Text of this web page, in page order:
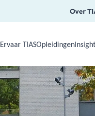
Over
Use Arrow Down, Enter
Ervaar TIASOpleidingen